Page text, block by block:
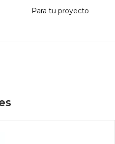
Para tu proyecto